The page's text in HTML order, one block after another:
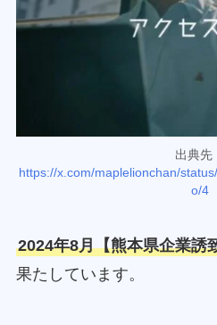
出典先
https://x.com/maplelionchan/
o/4
2024年8月【熊本県企業誘
果たしています。